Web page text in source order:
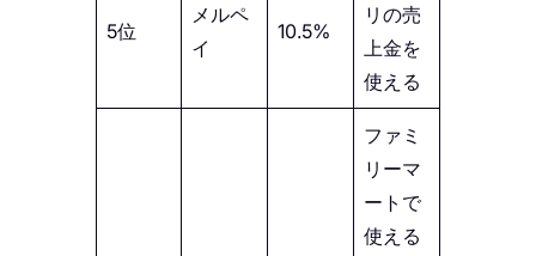
5位
メルペ
イ
10.5%
リの売
上金を
使える
ファミ
リーマ
ートで
使える